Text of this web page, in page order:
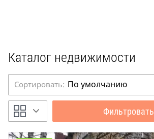
Каталог недвижимости
Сортировать: По умолчанию
Фильтровать